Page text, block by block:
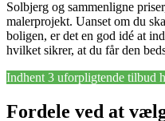
Solbjerg og sammenligne
malerprojekt. Uanset om du
boligen, er det en god idé at
hvilket sikrer, at du får den
Indhent 3 uforpligtende tilbud
Fordele ved at